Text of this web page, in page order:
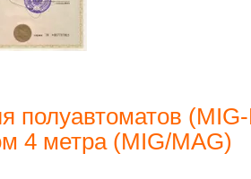
полуавтоматов
4 метра (MIG/MAG)